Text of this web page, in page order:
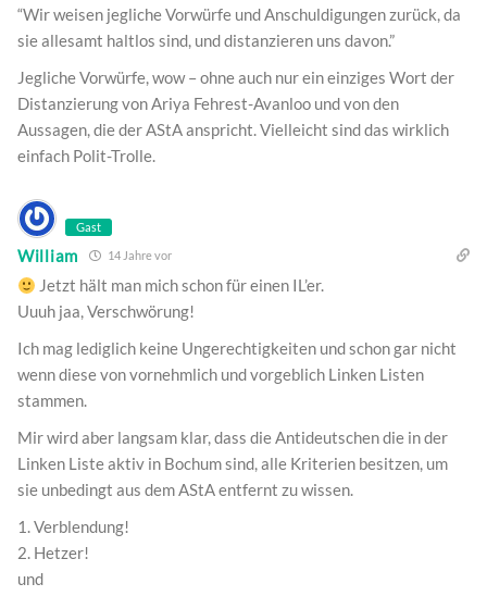
“Wir weisen jegliche Vorwürfe und Anschuldigungen zurück, da
sie allesamt haltlos sind, und distanzieren uns davon.”
Jegliche Vorwürfe, wow – ohne auch nur ein einziges Wort der
Distanzierung von Ariya Fehrest-Avanloo und von den
Aussagen, die der AStA anspricht. Vielleicht sind das wirklich
einfach Polit-Trolle.
Gast
William 14 Jahre vor
Jetzt hält man mich schon für einen IL’er.
Uuuh jaa, Verschwörung!
Ich mag lediglich keine Ungerechtigkeiten und schon gar nicht
wenn diese von vornehmlich und vorgeblich Linken Listen
stammen.
Mir wird aber langsam klar, dass die Antideutschen die in der
Linken Liste aktiv in Bochum sind, alle Kriterien besitzen, um
sie unbedingt aus dem AStA entfernt zu wissen.
1. Verblendung!
2. Hetzer!
und